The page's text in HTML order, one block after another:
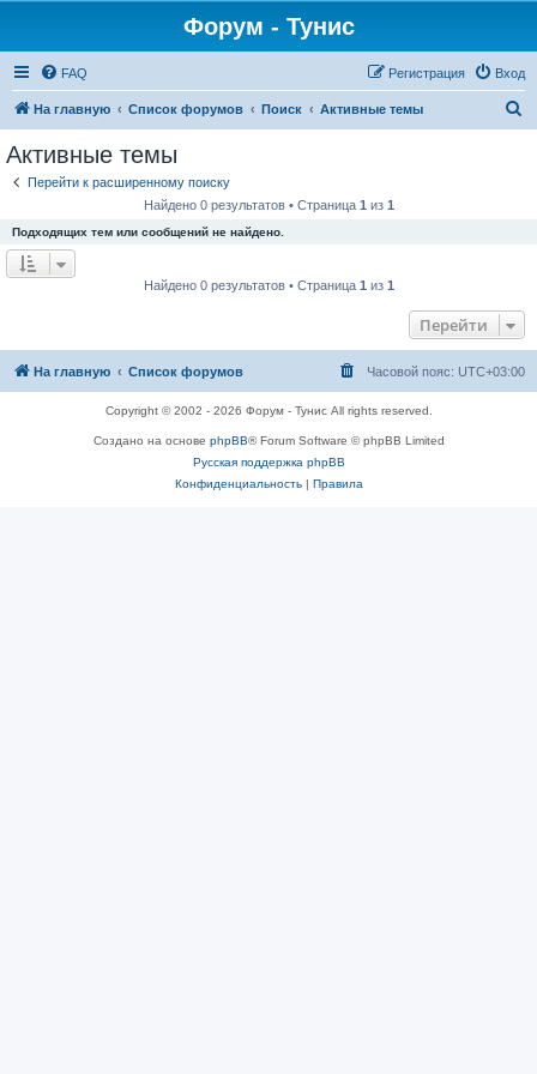
Форум - Тунис
FAQ Вход
Регистрация
На главную Список форумов Поиск Активные темы
Активные темы
Перейти к расширенному поиску
Найдено 0 результатов • Страница 1 из 1
Подходящих тем или сообщений не найдено.
Найдено 0 результатов • Страница 1 из 1
Перейти
На главную Список форумов Часовой пояс: UTC+03:00
Copyright © 2002 - 2026 Форум - Тунис All rights reserved.
Создано на основе phpBB® Forum Software © phpBB Limited
Русская поддержка phpBB
Конфиденциальность| Правила